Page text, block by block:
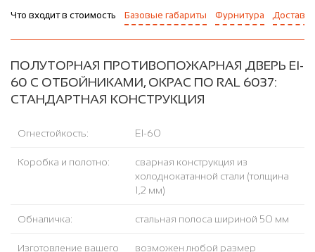
Что входит в стоимость Базовые габариты Фурнитура Доставка
ПОЛУТОРНАЯ ПРОТИВОПОЖАРНАЯ ДВЕРЬ EI-
60 С ОТБОЙНИКАМИ, ОКРАС ПО RAL 6037:
СТАНДАРТНАЯ КОНСТРУКЦИЯ
Огнестойкость: EI-60
Коробка и полотно:
сварная конструкция из
холоднокатанной стали (толщина
1,2 мм)
Обналичка: стальная полоса шириной 50 мм
Изготовление вашего
возможен любой размер